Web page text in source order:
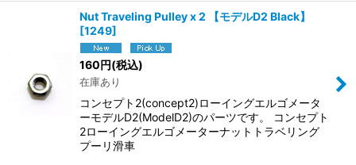
Nut Traveling Pulley x 2 【モデルD2 Black】
[1249]
160円(税込)
在庫あり
コンセプト2(concept2)ローイングエルゴメータ
ーモデルD2(ModelD2)のパーツです。 コンセプト
2ローイングエルゴメーターナットトラベリング
プーリ滑車